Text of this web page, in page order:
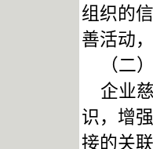
组织的
善活动
（二
企业慈
识，增
接的关